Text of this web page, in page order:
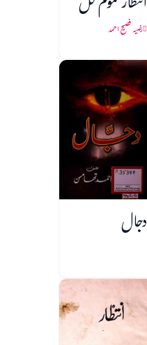
رضیہ فصیح احمد
دجال